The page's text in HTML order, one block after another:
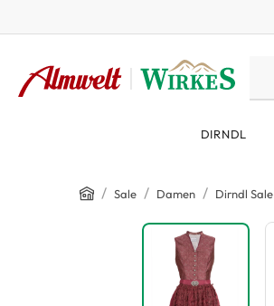
DIRNDL
Home
/ Sale / Damen / Dirndl Sale
Bildergalerie überspringen